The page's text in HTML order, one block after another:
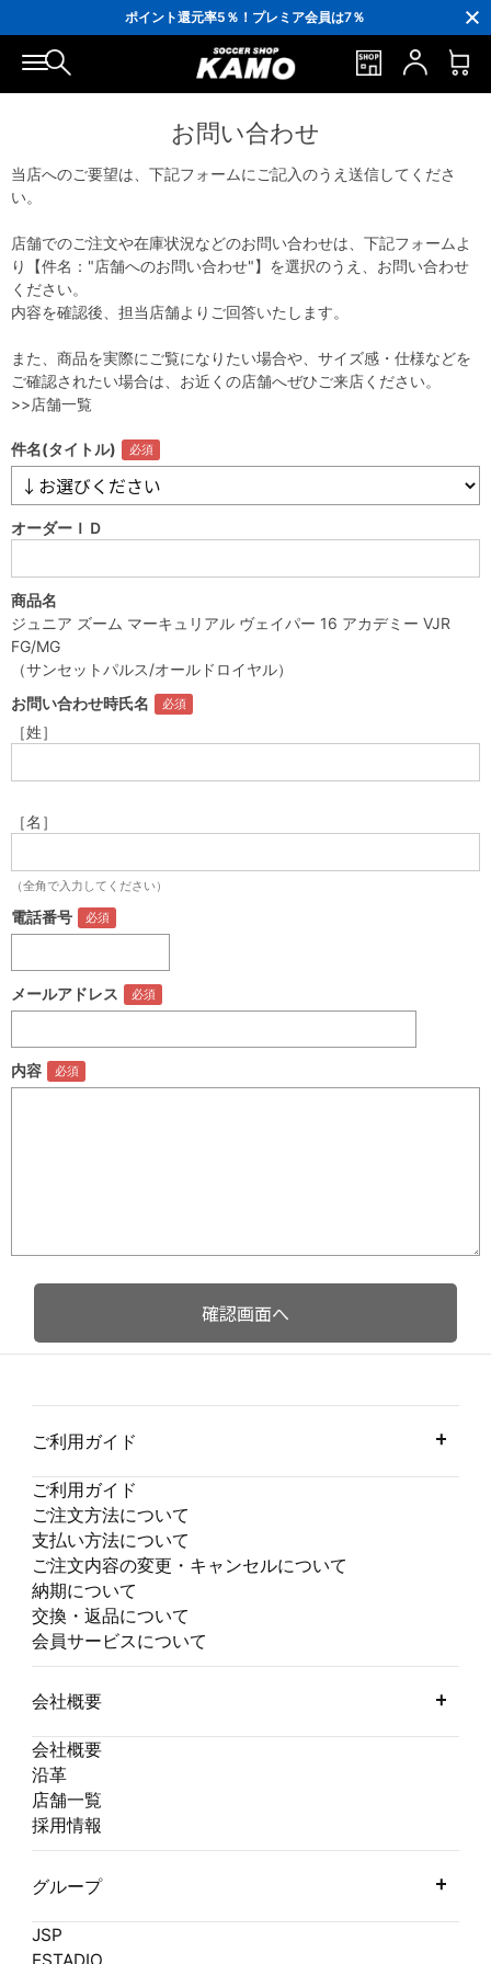
ポイント還元率5％！プレミア会員は7％
会員の方にはお誕生月に「10％OFFクーポン」プレゼント！
16,000円(税込)以上でシューズケースプレゼント！
3,300円(税込)以上で送料無料！
お問い合わせ
当店へのご要望は、下記フォームにご記入のうえ送信してくださ
い。
店舗でのご注文や在庫状況などのお問い合わせは、下記フォームよ
り【件名："店舗へのお問い合わせ"】を選択のうえ、お問い合わせ
ください。
内容を確認後、担当店舗よりご回答いたします。
また、商品を実際にご覧になりたい場合や、サイズ感・仕様などを
ご確認されたい場合は、お近くの店舗へぜひご来店ください。
>>店舗一覧
件名(タイトル)
オーダーＩＤ
商品名
ジュニア ズーム マーキュリアル ヴェイパー 16 アカデミー VJR
FG/MG
（サンセットパルス/オールドロイヤル）
お問い合わせ時氏名
［姓］
［名］
（全角で入力してください）
電話番号
メールアドレス
内容
ご利用ガイド
ご利用ガイド
ご注文方法について
支払い方法について
ご注文内容の変更・キャンセルについて
納期について
交換・返品について
会員サービスについて
会社概要
会社概要
沿革
店舗一覧
採用情報
グループ
JSP